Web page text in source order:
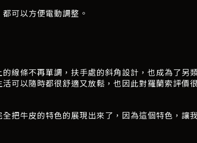
可以方便電動調整。
線條不再單調，扶手處的斜角設計，也成為了另
可以隨時都很舒適又放鬆，也因此對羅蘭索評價
把牛皮的特色的展現出來了，因為這個特色，讓